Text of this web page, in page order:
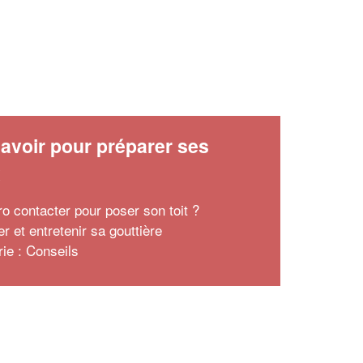
pour préparer ses
contacter pour poser son toit ?
et entretenir sa gouttière
: Conseils